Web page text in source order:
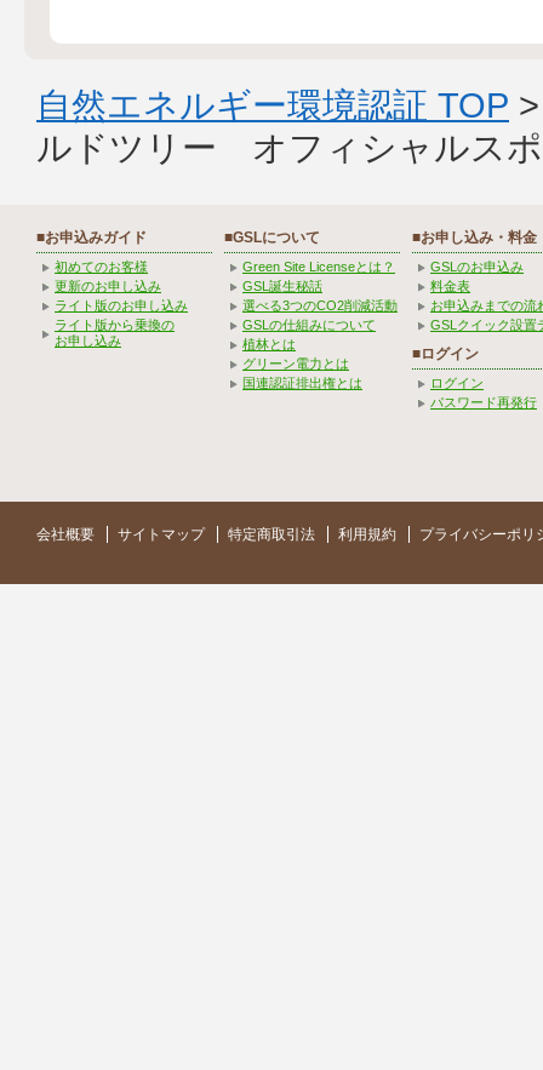
自然エネルギー環境認証 TOP
ルドツリー オフィシャルス
■お申込みガイド
初めてのお客様
更新のお申し込み
ライト版のお申し込み
ライト版から乗換の
お申し込み
■GSLについて
Green Site Licenseとは？
GSL誕生秘話
選べる3つのCO2削減活動
GSLの仕組みについて
植林とは
グリーン電力とは
国連認証排出権とは
■お申し込み・料金
GSLのお申込み
料金表
お申込みまでの流
GSLクイック設置
■ログイン
ログイン
パスワード再発行
会社概要 サイトマップ 特定商取引法 利用規約 プライバシーポリ